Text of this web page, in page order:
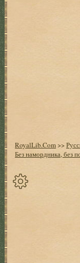
RoyalLib.Com>>
Без намордника, без